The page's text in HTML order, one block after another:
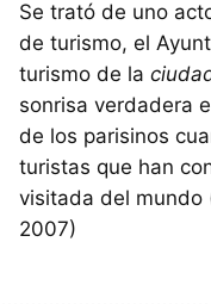
Se trató de uno
de turismo, el
turismo de la
sonrisa verdadera
de los parisinos
turistas que han
visitada del mundo
2007)